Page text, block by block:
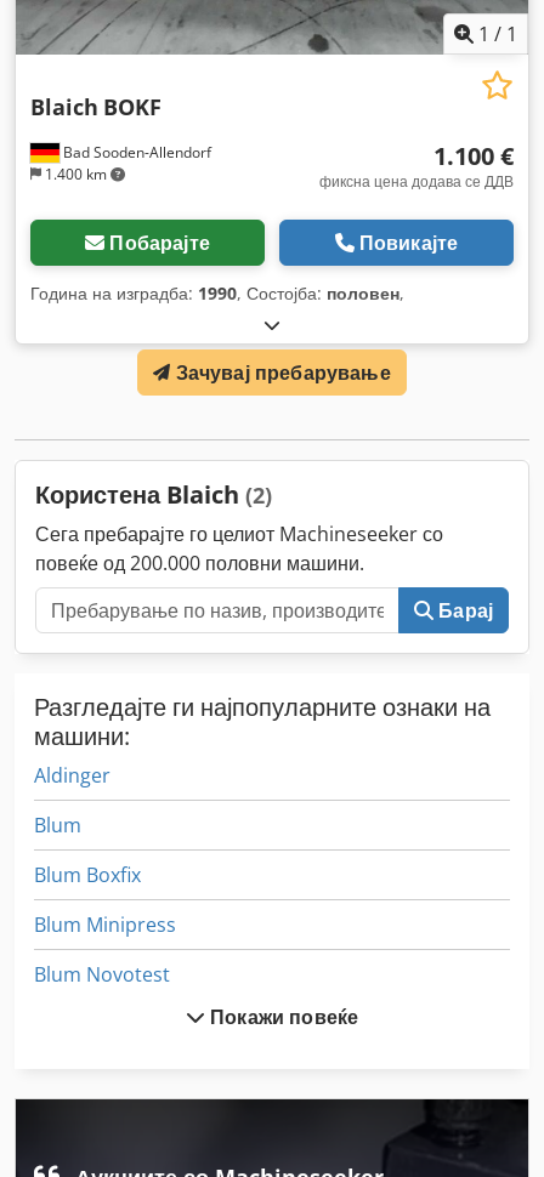
1 / 1
Bad Sooden-Allendorf
1.400 km
Blaich BOKF
1.100 €
фиксна цена додава се ДДВ
Побарајте Повикајте
Година на изградба: 1990, Состојба: половен,
Зачувај пребарување
Користена Blaich (2)
Сега пребарајте го целиот Machineseeker со
повеќе од 200.000 половни машини.
Барај
Разгледајте ги најпопуларните ознаки на
машини:
Aldinger
Blum
Blum Boxfix
Blum Minipress
Blum Novotest
Покажи повеќе